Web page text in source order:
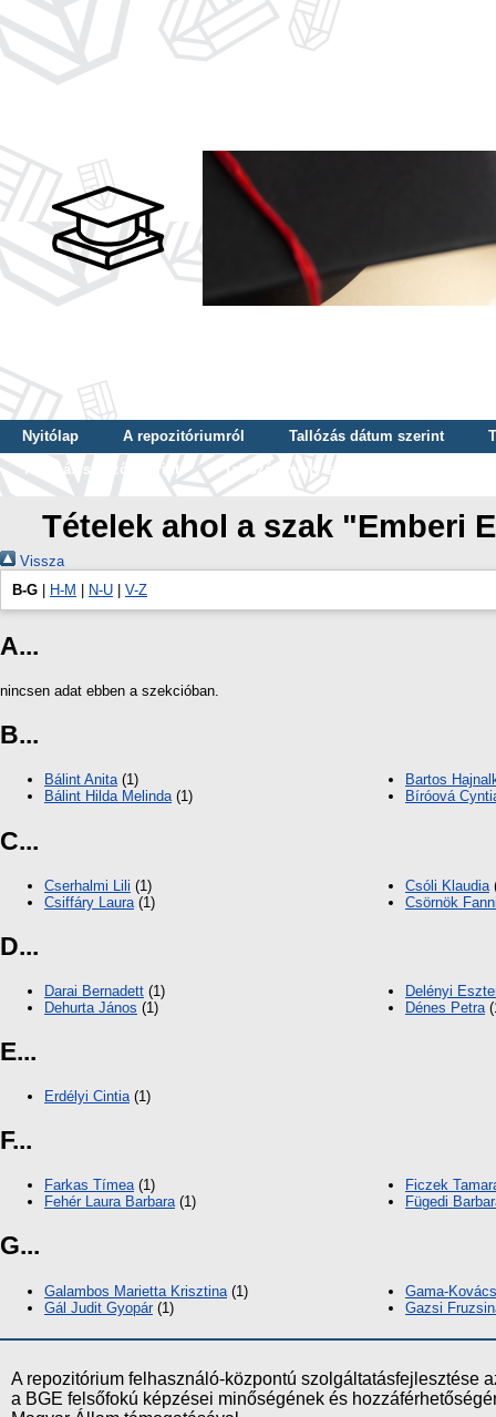
Nyitólap A repozitóriumról Tallózás dátum szerint
Tallózás szerző szerint
Tallózás nyelv szerint
Tételek ahol a szak "Emberi
Vissza
B-G
H-M N-U V-Z
A...
nincsen adat ebben a szekcióban.
B...
Bálint Anita(1)
Bálint Hilda Melinda(1)
Bartos
Bíróová
C...
Cserhalmi Lili (1)
Csiffáry Laura (1)
Csóli Klaudia
Csörnök
D...
Darai Bernadett (1)
Dehurta János (1)
Delényi
Dénes Petra
E...
Erdélyi Cintia(1)
F...
Farkas Tímea(1)
Fehér Laura Barbara(1)
Ficzek
Fügedi
G...
Galambos Marietta Krisztina (1)
Gál Judit Gyopár(1)
Gama-
Gazsi
A repozitórium felhasználó-központú szolgáltatásfejlesztése
a BGE felsőfokú képzései minőségének és